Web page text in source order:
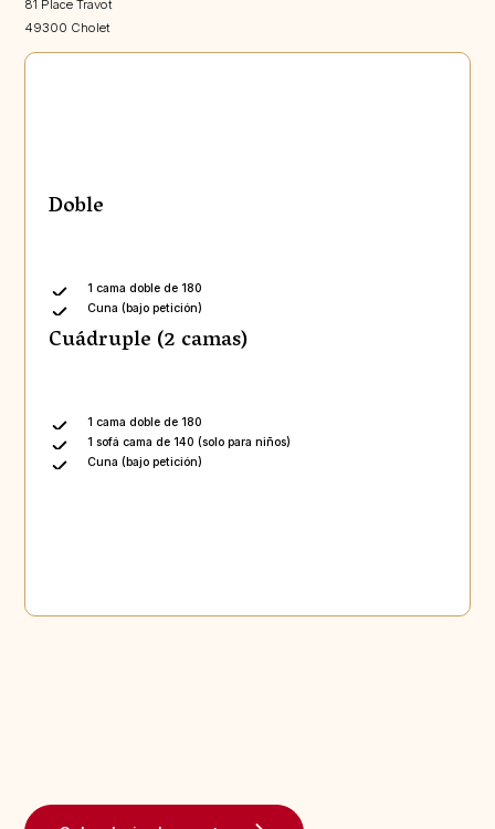
81 Place Travot
49300 Cholet
Doble
1 cama doble de 180
Cuna (bajo petición)
Cuádruple (2 camas)
1 cama doble de 180
1 sofá cama de 140 (solo para niños)
Cuna (bajo petición)